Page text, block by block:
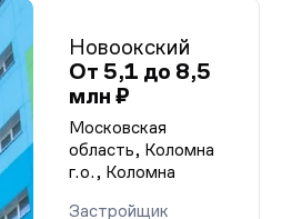
(корп. 8-10)
(корп. 8-10)
(корп. 8-10)
(корп. 8-10)
(корп. 8-10)
(корп. 8-10)
(корп. 8-10)
(корп. 8-10)
(корп. 8-10)
(корп. 8-10)
(корп. 8-10)
Новоокский
От 5,1 до 8,5
млн ₽
Московская
область, Коломна
г.о., Коломна
Застройщик